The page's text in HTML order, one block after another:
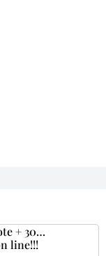
+ 30…
line!!!